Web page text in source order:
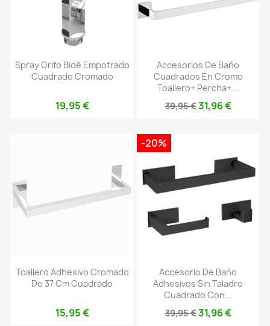
Spray Grifo Bidé Empotrado
Cuadrado Cromado
19,95 €
Accesorios De Baño
Cuadrados En Cromo
Toallero+ Percha+...
39,95 €31,96 €
Toallero Adhesivo Cromado
De 37 Cm Cuadrado
15,95 €
Accesorio De Baño
Adhesivos Sin Taladro
Cuadrado Con...
39,95 €31,96 €
-20%